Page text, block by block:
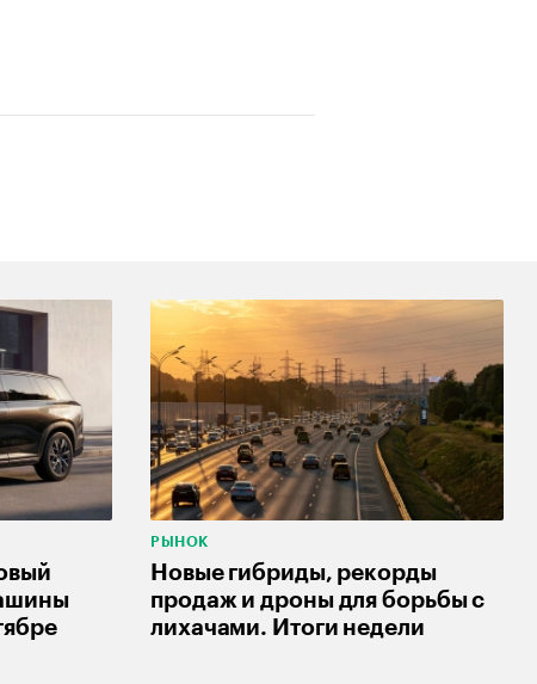
РЫНОК
Новые гибриды, рекорды
продаж и дроны для борьбы с
лихачами. Итоги недели